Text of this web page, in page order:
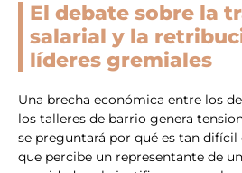
El debate sobre la
salarial y la
líderes gremiales
Una brecha económica entre los
los talleres de barrio genera
se preguntará por qué es tan difícil
que percibe un representante de